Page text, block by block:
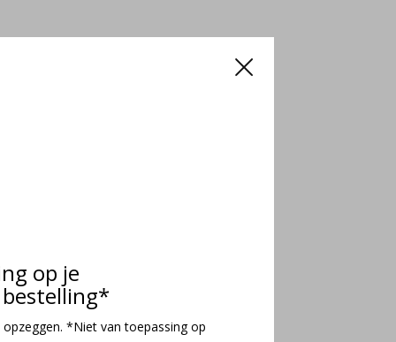
op je
*Niet van toepassing op